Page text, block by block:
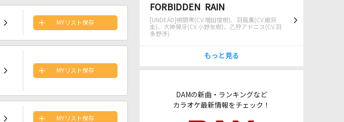
FORBIDDEN RAIN
[UNDEAD]朔間零(CV.増田俊樹)、羽風薫(CV.細貝
圭)、大神晃牙(CV.小野友樹)、乙狩アドニス(CV.羽
多野渉)
もっと見る
DAMの新曲・ランキングなど
カラオケ最新情報をチェック！
MYリスト保存
MYリスト保存
MYリスト保存